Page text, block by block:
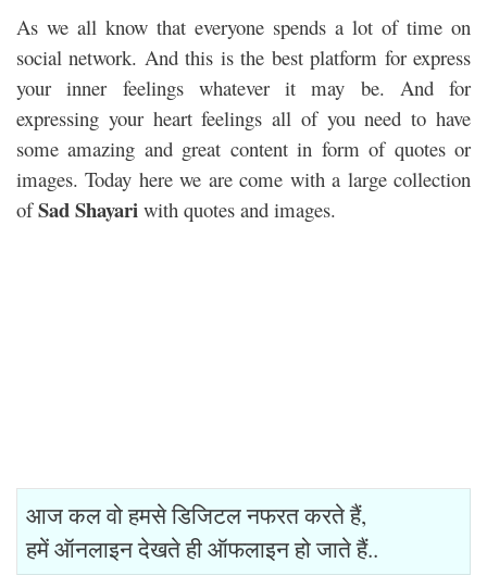
As we all know that everyone spends a lot of time on
social network. And this is the best platform for express
your inner feelings whatever it may be. And for
expressing your heart feelings all of you need to have
some amazing and great content in form of quotes or
images. Today here we are come with a large collection
ofSad Shayari with quotes and images.
आज कल वो हमसे डिजिटल नफरत करते हैं,
हमें ऑनलाइन देखते ही ऑफलाइन हो जाते हैं..